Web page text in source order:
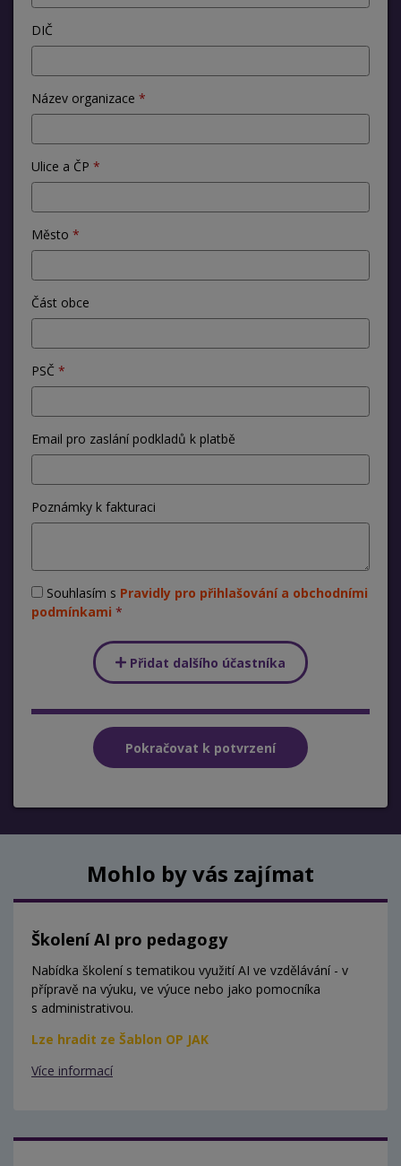
DIČ
Název organizace
Ulice a ČP
Město
Část obce
PSČ
Email pro zaslání podkladů k platbě
Poznámky k fakturaci
Souhlasím s Pravidly pro přihlašování a obchodními
podmínkami
Přidat dalšího účastníka
Mohlo by vás zajímat
Školení AI pro pedagogy
Nabídka školení s tematikou využití AI ve vzdělávání - v
přípravě na výuku, ve výuce nebo jako pomocníka
s administrativou.
Lze hradit ze Šablon OP JAK
Více informací